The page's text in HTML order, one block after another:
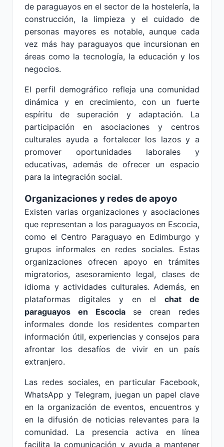
de paraguayos en el sector de la hostelería, la
construcción, la limpieza y el cuidado de
personas mayores es notable, aunque cada
vez más hay paraguayos que incursionan en
áreas como la tecnología, la educación y los
negocios.
El perfil demográfico refleja una comunidad
dinámica y en crecimiento, con un fuerte
espíritu de superación y adaptación. La
participación en asociaciones y centros
culturales ayuda a fortalecer los lazos y a
promover oportunidades laborales y
educativas, además de ofrecer un espacio
para la integración social.
Organizaciones y redes de apoyo
Existen varias organizaciones y asociaciones
que representan a los paraguayos en Escocia,
como el Centro Paraguayo en Edimburgo y
grupos informales en redes sociales. Estas
organizaciones ofrecen apoyo en trámites
migratorios, asesoramiento legal, clases de
idioma y actividades culturales. Además, en
plataformas digitales y en el chat de
paraguayos en Escociase crean redes
informales donde los residentes comparten
información útil, experiencias y consejos para
afrontar los desafíos de vivir en un país
extranjero.
Las redes sociales, en particular Facebook,
WhatsApp y Telegram, juegan un papel clave
en la organización de eventos, encuentros y
en la difusión de noticias relevantes para la
comunidad. La presencia activa en línea
facilita la comunicación y ayuda a mantener